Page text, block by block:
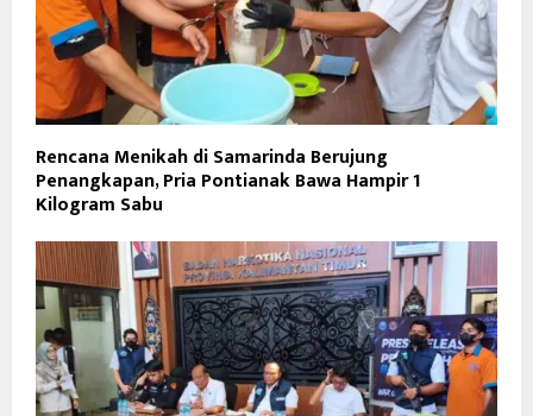
Rencana Menikah di Samarinda Berujung
Penangkapan, Pria Pontianak Bawa Hampir 1
Kilogram Sabu